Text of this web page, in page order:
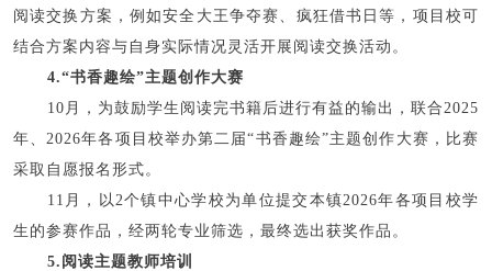
阅读交换方案，例如安全大王争夺赛、疯狂借书日等，项目校可
结合方案内容与自身实际情况灵活开展阅读交换活动。
4.“书香趣绘”主题创作大赛
10月，为鼓励学生阅读完书籍后进行有益的输出，联合2025
年、2026年各项目校举办第二届“书香趣绘”主题创作大赛，比赛
采取自愿报名形式。
11月，以2个镇中心学校为单位提交本镇2026年各项目校学
生的参赛作品，经两轮专业筛选，最终选出获奖作品。
5.阅读主题教师培训